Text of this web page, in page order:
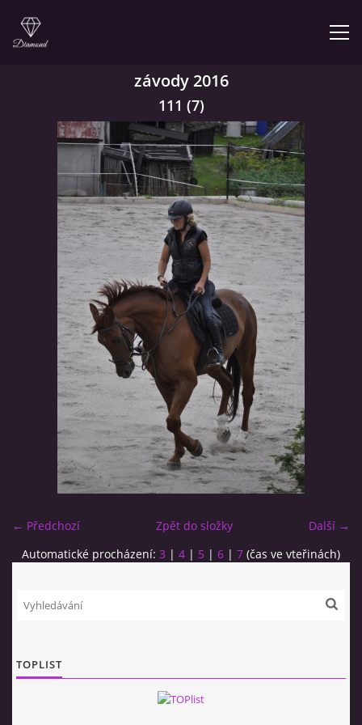
NABÍZÍME
PRODEJNA JEZDECKÝCH POTŘEB
FOTOALBUM
KONĚ JK MIRA
KONĚ V USTÁJENÍ
AKCE 2020
AKCE 2021
závody 2016
111 (7)
← Předchozí Další →
Zpět do složky
Automatické procházení: 3 | 4 | 5 | 6 | 7 (čas ve vteřinách)
TOPLIST